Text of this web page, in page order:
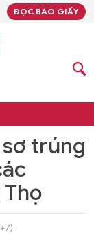
ĐỌC BÁO GIẤY
trúng